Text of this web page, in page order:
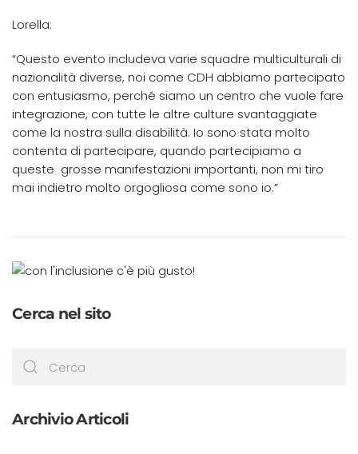
Lorella:
“Questo evento includeva varie squadre multiculturali di
nazionalità diverse, noi come CDH abbiamo partecipato
con entusiasmo, perché siamo un centro che vuole fare
integrazione, con tutte le altre culture svantaggiate
come la nostra sulla disabilità. Io sono stata molto
contenta di partecipare, quando partecipiamo a
queste grosse manifestazioni importanti, non mi tiro
mai indietro molto orgogliosa come sono io.”
Cerca nel sito
Archivio Articoli